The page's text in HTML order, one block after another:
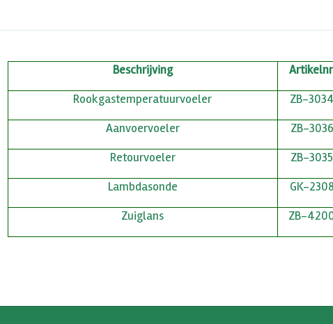
Beschrijving
Rookgastemperatuurvoeler
ZB-3034
Aanvoervoeler
ZB-3036
Retourvoeler
ZB-3035
Lambdasonde
GK-2308
Zuiglans
ZB-